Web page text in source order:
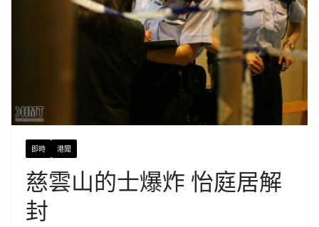
即時 港聞
慈雲山的士爆炸 怡庭居解
封